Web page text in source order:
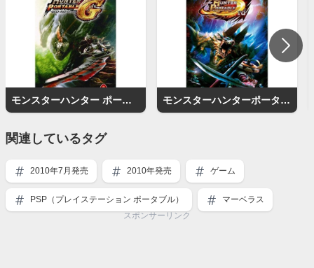
モンスターハンター ポータブル 2ndG モンスターハンターポータブル 3rd
関連しているタグ
2010年7月発売 2010年発売 ゲーム
PSP（プレイステーション ポータブル）
マーベラス
スポンサーリンク